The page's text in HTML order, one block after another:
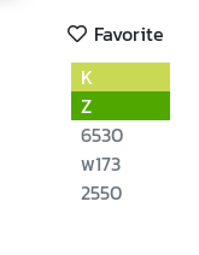
Favorite
K
Z
6530
พ173
2550